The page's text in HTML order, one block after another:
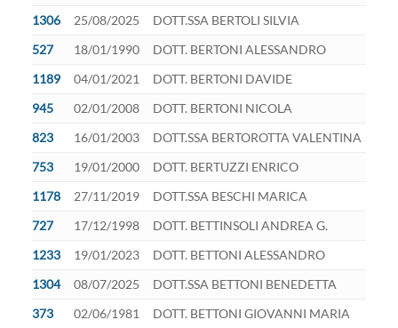
1306
25/08/2025
DOTT.SSA BERTOLI SILVIA
527
18/01/1990
DOTT. BERTONI ALESSANDRO
1189
04/01/2021
DOTT. BERTONI DAVIDE
945
02/01/2008
DOTT. BERTONI NICOLA
823
16/01/2003
DOTT.SSA BERTOROTTA VALENTINA
753
19/01/2000
DOTT. BERTUZZI ENRICO
1178
27/11/2019
DOTT.SSA BESCHI MARICA
727
17/12/1998
DOTT. BETTINSOLI ANDREA G.
1233
19/01/2023
DOTT. BETTONI ALESSANDRO
1304
08/07/2025
DOTT.SSA BETTONI BENEDETTA
373
02/06/1981 DOTT. BETTONI GIOVANNI MARIA